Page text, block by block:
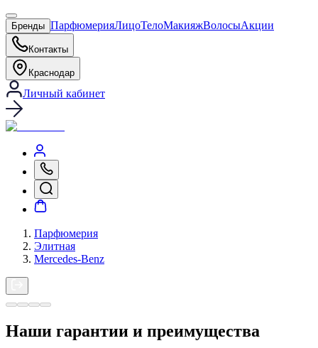
Бренды ПарфюмерияЛицоТелоМакияжВолосыАкции
Контакты
Краснодар
Личный кабинет
Парфюмерия
Элитная
Mercedes-Benz
Наши гарантии и преимущества